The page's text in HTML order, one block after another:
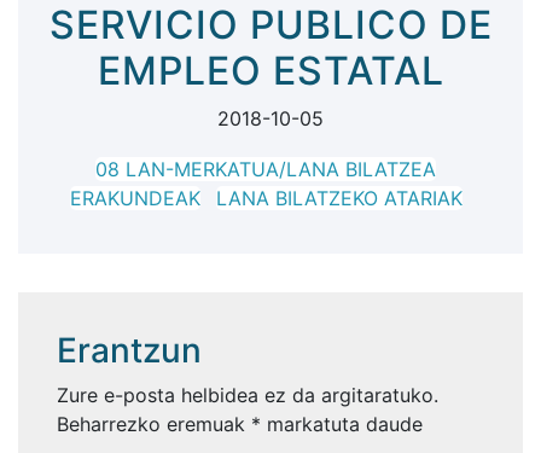
SERVICIO PUBLICO DE
EMPLEO ESTATAL
2018-10-05
08 LAN-MERKATUA/LANA BILATZEA
ERAKUNDEAK
LANA BILATZEKO ATARIAK
Erantzun
Zure e-posta helbidea ez da argitaratuko.
Beharrezko eremuak * markatuta daude